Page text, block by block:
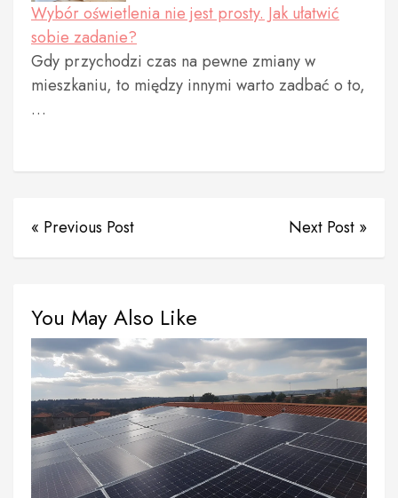
Wybór oświetlenia nie jest prosty. Jak ułatwić
sobie zadanie?
Gdy przychodzi czas na pewne zmiany w
mieszkaniu, to między innymi warto zadbać o to,
…
« Previous Post Next Post »
You May Also Like